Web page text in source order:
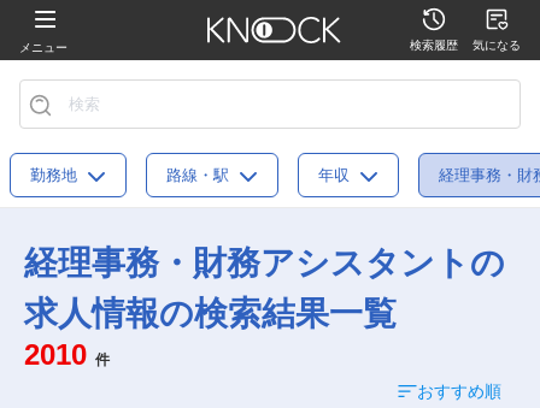
メニュー 検索履歴 気になる
勤務地 路線・駅 年収 経理事務・財
経理事務・財務アシスタントの
求人情報の検索結果一覧
2010 件
おすすめ順